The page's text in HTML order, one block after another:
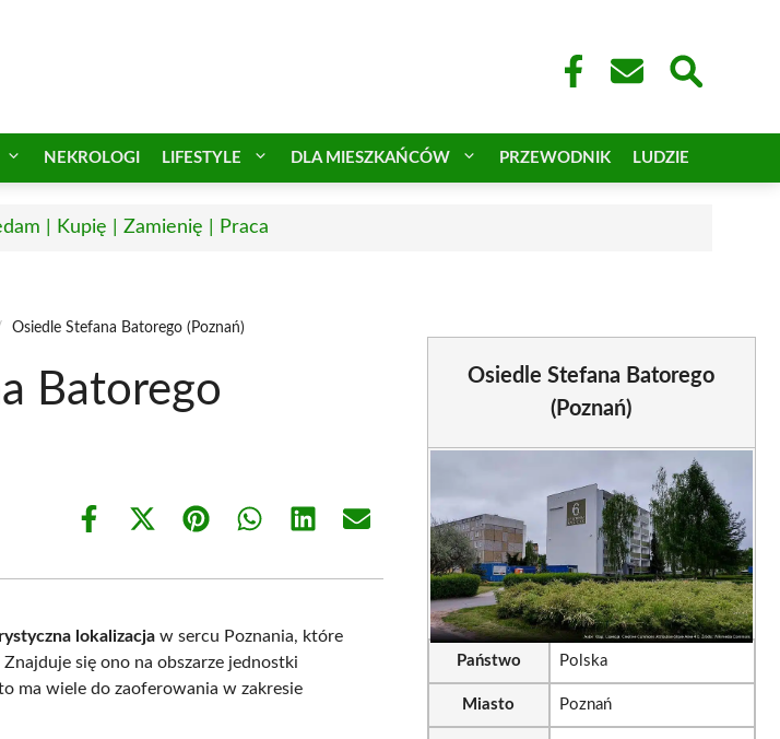
NEKROLOGI LIFESTYLE DLA MIESZKAŃCÓW PRZEWODNIK LUDZIE
| Kupię | Zamienię | Praca
Osiedle Stefana Batorego (Poznań)
Batorego
Share
Share
(Twitter)
Share Share Share Share
lokalizacja w sercu Poznania, które
się ono na obszarze jednostki
ma wiele do zaoferowania w zakresie
Osiedle Stefana Batorego
(Poznań)
Państwo Polska
Miasto Poznań